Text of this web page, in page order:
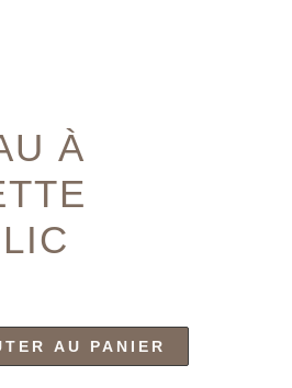
À
AU PANIER